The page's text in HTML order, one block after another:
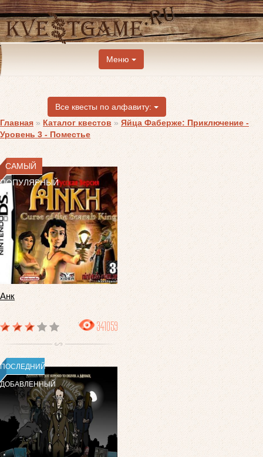
Меню
Все квесты по алфавиту:
Главная » Каталог квестов » Яйца Фаберже: Приключение -
Уровень 3 - Поместье
САМЫЙ
ПОПУЛЯРНЫЙ
Анк
341059
ПОСЛЕДНИЙ
ДОБАВЛЕННЫЙ